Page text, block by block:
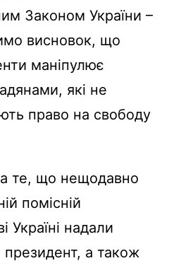
Законом України –
висновок, що
маніпулює
які не
право на свободу
те, що нещодавно
помісній
Україні надали
президент, а також